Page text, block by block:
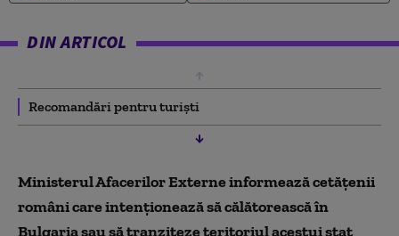
DIN ARTICOL
Recomandări pentru turiști
Ministerul Afacerilor Externe informează cetăţenii
români care intenţionează să călătorească în
Bulgaria sau să tranziteze teritoriul acestui stat